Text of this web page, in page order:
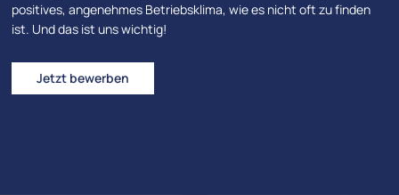
positives, angenehmes Betriebsklima, wie es nicht oft zu finden
ist. Und das ist uns wichtig!
Jetzt bewerben